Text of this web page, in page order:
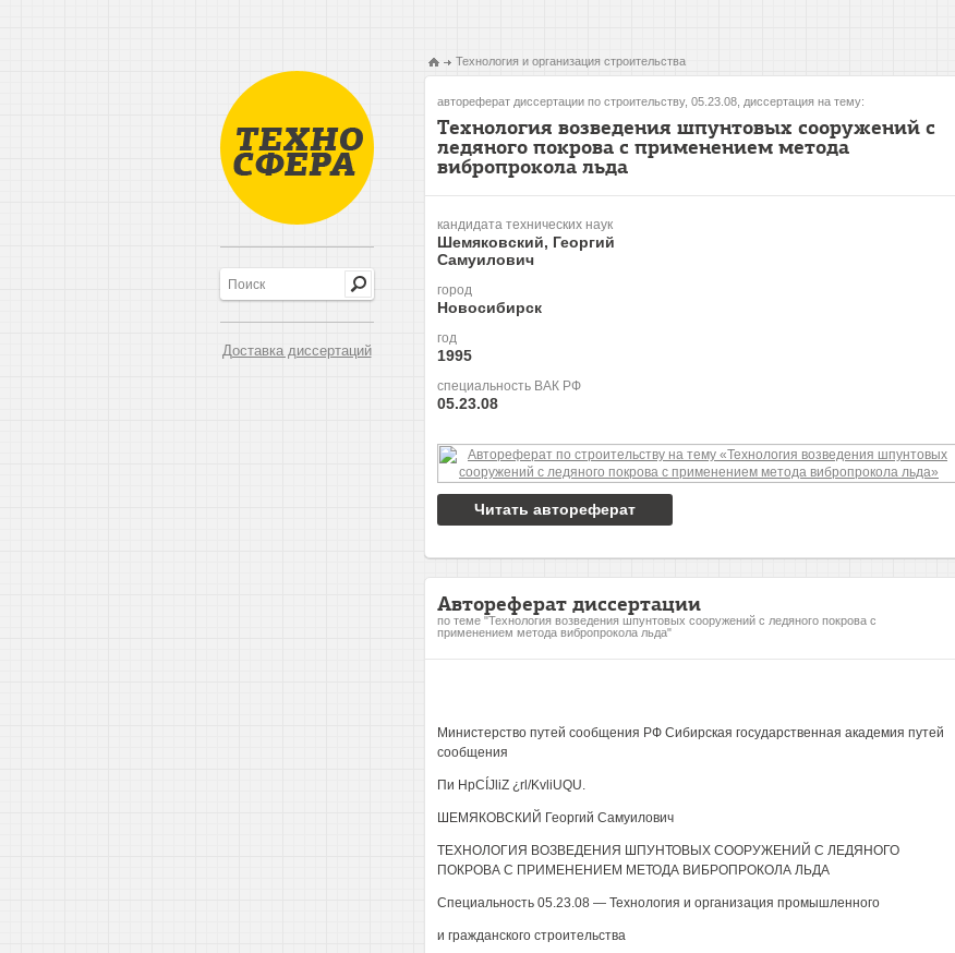
Доставка диссертаций
Технология и организация строительства
автореферат диссертации по строительству, 05.23.08, диссертация на тему:
Технология возведения шпунтовых сооружений с
ледяного покрова с применением метода
вибропрокола льда
кандидата технических наук
Шемяковский, Георгий
Самуилович
город
Новосибирск
год
1995
специальность ВАК РФ
05.23.08
Читать автореферат
Автореферат диссертации
по теме "Технология возведения шпунтовых сооружений с ледяного покрова с
применением метода вибропрокола льда"
Министерство путей сообщения РФ Сибирская государственная академия путей
сообщения
Пи HpCÍJliZ ¿rl/KvliUQU.
ШЕМЯКОВСКИЙ Георгий Самуилович
ТЕХНОЛОГИЯ ВОЗВЕДЕНИЯ ШПУНТОВЫХ СООРУЖЕНИЙ С ЛЕДЯНОГО
ПОКРОВА С ПРИМЕНЕНИЕМ МЕТОДА ВИБРОПРОКОЛА ЛЬДА
Специальность 05.23.08 — Технология и организация промышленного
и гражданского строительства